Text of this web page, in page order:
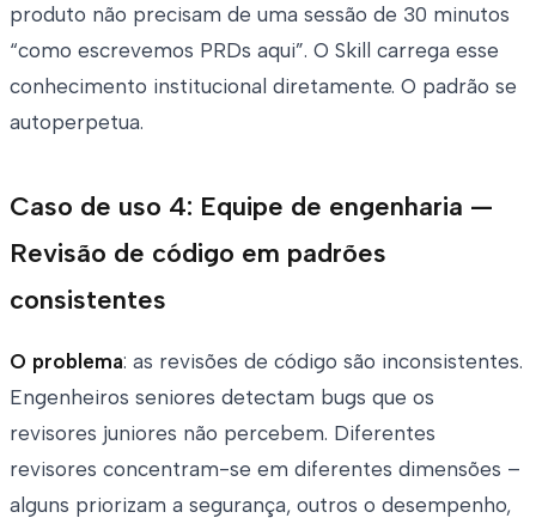
produto não precisam de uma sessão de 30 minutos
“como escrevemos PRDs aqui”. O Skill carrega esse
conhecimento institucional diretamente. O padrão se
autoperpetua.
Caso de uso 4: Equipe de engenharia —
Revisão de código em padrões
consistentes
O problema: as revisões de código são inconsistentes.
Engenheiros seniores detectam bugs que os
revisores juniores não percebem. Diferentes
revisores concentram-se em diferentes dimensões –
alguns priorizam a segurança, outros o desempenho,